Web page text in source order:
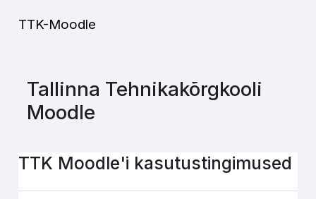
TTK-Moodle
Tallinna Tehnikakõrgkooli
Moodle
TTK Moodle'i kasutustingimused